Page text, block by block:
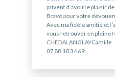
privent d’avoir le plaisir
Bravo pour votre
Avec ma fidèle amitié et
vous retrouver en pleine
CHEDALANGLAYCamille
07 88 10 34 69.